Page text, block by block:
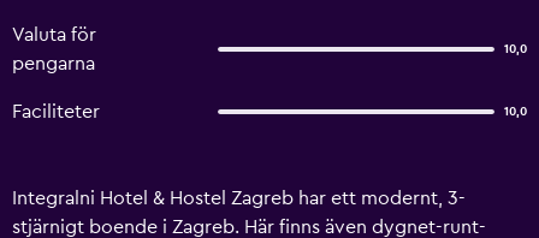
Valuta för
pengarna
10,0
Faciliteter 10,0
Integralni Hotel & Hostel Zagreb har ett modernt, 3-
stjärnigt boende i Zagreb. Här finns även dygnet-runt-